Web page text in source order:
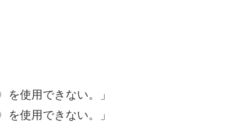
を使用できない。」
を使用できない。」